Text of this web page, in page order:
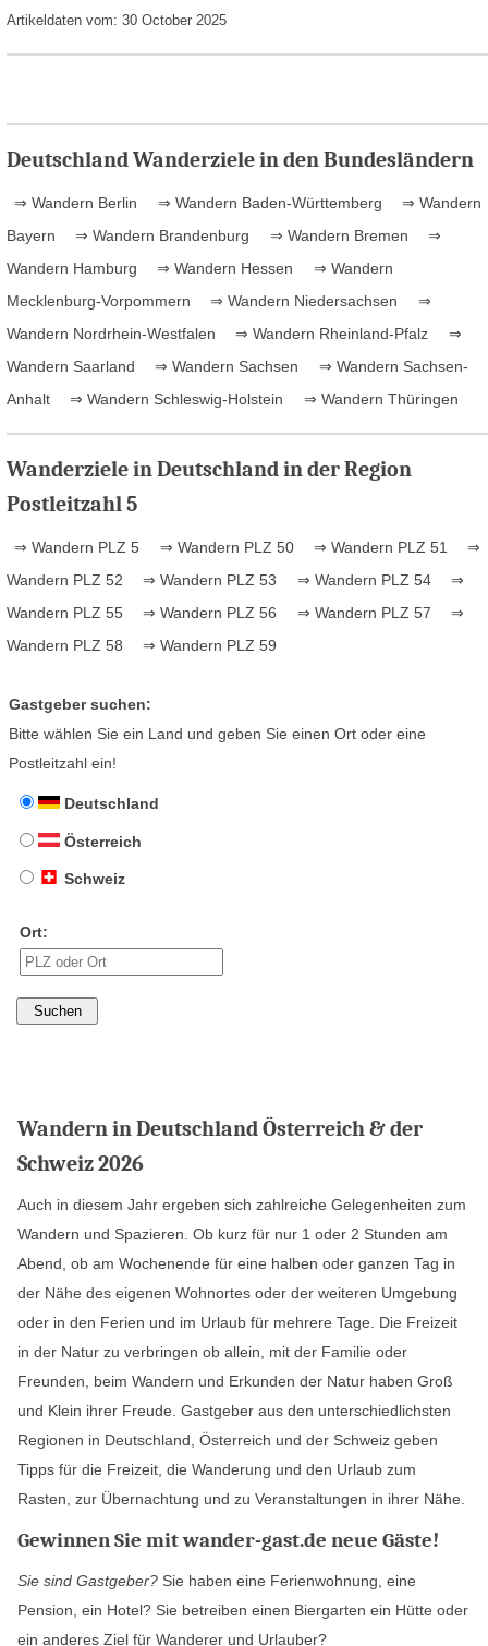
Artikeldaten vom: 30 October 2025
Deutschland Wanderziele in den Bundesländern
⇒ Wandern Berlin ⇒ Wandern Baden-Württemberg
⇒ Wandern
Bayern
⇒ Wandern Brandenburg ⇒ Wandern Bremen
⇒
Wandern Hamburg
⇒ Wandern Hessen
⇒ Wandern
Mecklenburg-Vorpommern
⇒ Wandern Niedersachsen
⇒
Wandern Nordrhein-Westfalen
⇒ Wandern Rheinland-Pfalz
⇒
Wandern Saarland
⇒ Wandern Sachsen
⇒ Wandern Sachsen-
Anhalt
⇒ Wandern Schleswig-Holstein ⇒ Wandern Thüringen
Wanderziele in Deutschland in der Region
Postleitzahl 5
⇒ Wandern PLZ 5 ⇒ Wandern PLZ 50 ⇒ Wandern PLZ 51
⇒
Wandern PLZ 52
⇒ Wandern PLZ 53 ⇒ Wandern PLZ 54
⇒
Wandern PLZ 55
⇒ Wandern PLZ 56 ⇒ Wandern PLZ 57
⇒
Wandern PLZ 58
⇒ Wandern PLZ 59
Gastgeber suchen:
Bitte wählen Sie ein Land und geben Sie einen Ort oder eine
Postleitzahl ein!
Deutschland
Österreich
Schweiz
Ort:
Wandern in Deutschland Österreich & der
Schweiz 2026
Auch in diesem Jahr ergeben sich zahlreiche Gelegenheiten zum
Wandern und Spazieren. Ob kurz für nur 1 oder 2 Stunden am
Abend, ob am Wochenende für eine halben oder ganzen Tag in
der Nähe des eigenen Wohnortes oder der weiteren Umgebung
oder in den Ferien und im Urlaub für mehrere Tage. Die Freizeit
in der Natur zu verbringen ob allein, mit der Familie oder
Freunden, beim Wandern und Erkunden der Natur haben Groß
und Klein ihrer Freude. Gastgeber aus den unterschiedlichsten
Regionen in Deutschland, Österreich und der Schweiz geben
Tipps für die Freizeit, die Wanderung und den Urlaub zum
Rasten, zur Übernachtung und zu Veranstaltungen in ihrer Nähe.
Gewinnen Sie mit wander-gast.de neue Gäste!
Sie sind Gastgeber? Sie haben eine Ferienwohnung, eine
Pension, ein Hotel? Sie betreiben einen Biergarten ein Hütte oder
ein anderes Ziel für Wanderer und Urlauber?